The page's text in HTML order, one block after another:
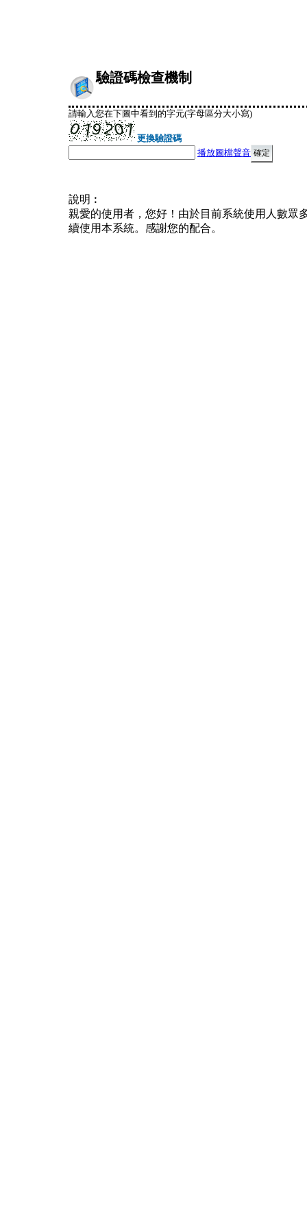
驗證碼檢查機制
請輸入您在下圖中看到的字元(字母區分大小寫)
更換驗證碼
播放圖檔聲音
說明︰
親愛的使用者，您好！由於目前系統使用人數眾
續使用本系統。感謝您的配合。